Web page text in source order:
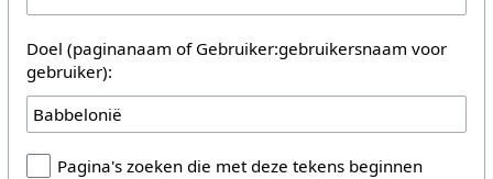
Doel (paginanaam of Gebruiker:gebruikersnaam voor
gebruiker):
Pagina's zoeken die met deze tekens beginnen